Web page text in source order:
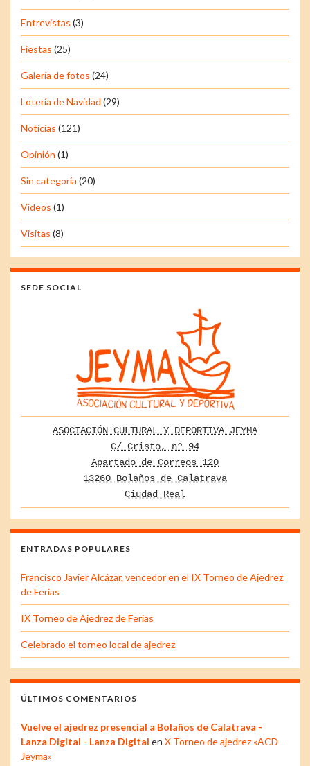
Entrevistas (3)
Fiestas (25)
Galería de fotos (24)
Lotería de Navidad (29)
Noticias (121)
Opinión (1)
Sin categoría (20)
Vídeos (1)
Visitas (8)
SEDE SOCIAL
ASOCIACIÓN CULTURAL Y DEPORTIVA JEYMA
C/ Cristo, nº 94
Apartado de Correos 120
13260 Bolaños de Calatrava
Ciudad Real
ENTRADAS POPULARES
Francisco Javier Alcázar, vencedor en el IX Torneo de Ajedrez
de Ferias
IX Torneo de Ajedrez de Ferias
Celebrado el torneo local de ajedrez
ÚLTIMOS COMENTARIOS
Vuelve el ajedrez presencial a Bolaños de Calatrava -
Lanza Digital - Lanza Digital en X Torneo de ajedrez «ACD
Jeyma»